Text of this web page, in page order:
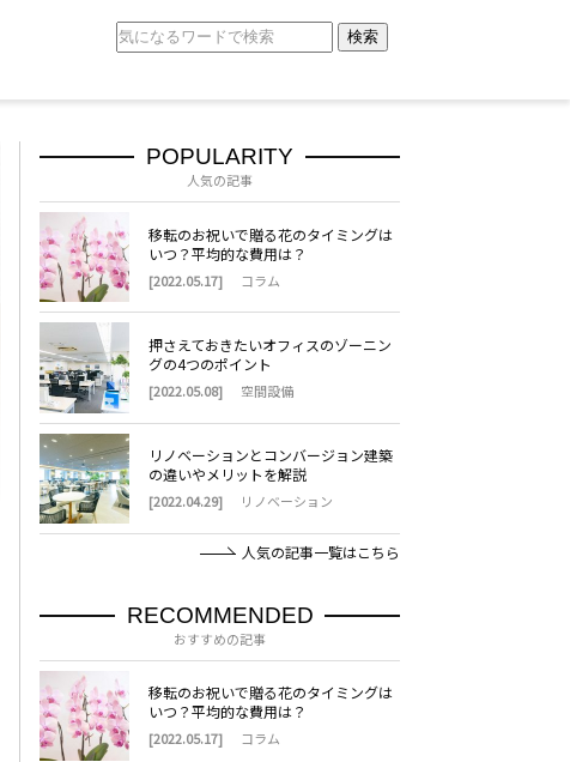
検索
POPULARITY
人気の記事
移転のお祝いで贈る花のタイミングは
いつ？平均的な費用は？
[2022.05.17] コラム
押さえておきたいオフィスのゾーニン
グの4つのポイント
[2022.05.08] 空間設備
リノベーションとコンバージョン建築
の違いやメリットを解説
[2022.04.29] リノベーション
人気の記事一覧はこちら
RECOMMENDED
おすすめの記事
移転のお祝いで贈る花のタイミングは
いつ？平均的な費用は？
[2022.05.17] コラム